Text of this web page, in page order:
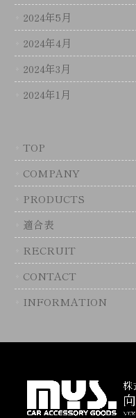
2024年5月
2024年4月
2024年3月
2024年1月
TOP
COMPANY
PRODUCTS
適合表
RECRUIT
CONTACT
INFORMATION